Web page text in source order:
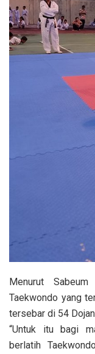
Menurut
Taekwondo yang
tersebar di 54
“Untuk itu bagi
berlatih